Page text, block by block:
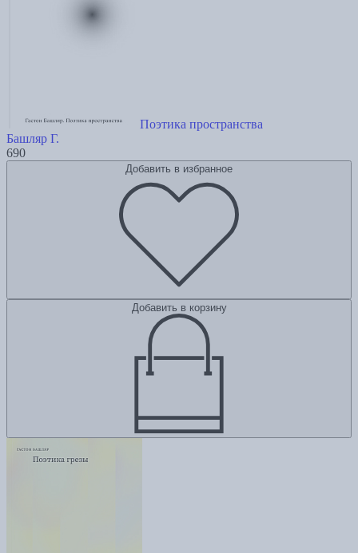
Поэтика пространства
Башляр Г.
690
Добавить в избранное
Добавить в корзину